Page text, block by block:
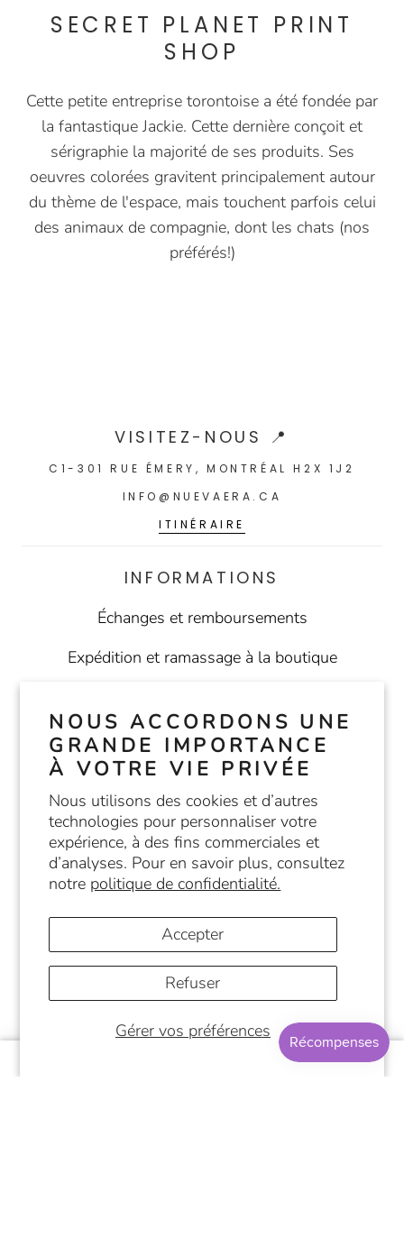
NOUS ACCORDONS UNE
GRANDE IMPORTANCE
À VOTRE VIE PRIVÉE
Nous utilisons des cookies et d’autres
technologies pour personnaliser votre
expérience, à des fins commerciales et
d’analyses. Pour en savoir plus, consultez
notre politique de confidentialité.
Gérer vos préférences
Accepter
Refuser
SECRET PLANET PRINT
SHOP
Cette petite entreprise torontoise a été fondée par
la fantastique Jackie. Cette dernière conçoit et
sérigraphie la majorité de ses produits. Ses
oeuvres colorées gravitent principalement autour
du thème de l'espace, mais touchent parfois celui
des animaux de compagnie, dont les chats (nos
préférés!)
VISITEZ-NOUS 📍
C1-301 RUE ÉMERY, MONTRÉAL H2X 1J2
INFO@NUEVAERA.CA
ITINÉRAIRE
INFORMATIONS
Échanges et remboursements
Expédition et ramassage à la boutique
Politique de confidentialité
SUIVEZ-NOUS
© 2026Papeterie Café Nueva Era